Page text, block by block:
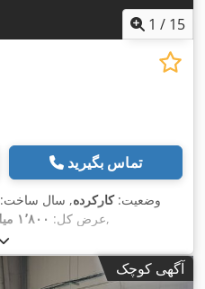
1 / 15
تماس بگیرید
وضعیت:کارکرده, سال ساخت:
عرض کل: ۱٬۸۰۰ میلی‌متر ,
آگهی کوچک